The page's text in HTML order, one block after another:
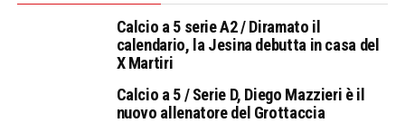
Calcio a 5 serie A2 / Diramato il
calendario, la Jesina debutta in casa del
X Martiri
Calcio a 5 / Serie D, Diego Mazzieri è il
nuovo allenatore del Grottaccia